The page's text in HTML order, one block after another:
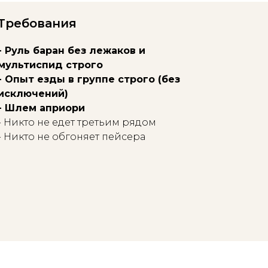
Руль баран без лежаков и
строго
Опыт езды в группе строго (без
Шлем априори
Никто не едет третьим рядом
Никто не обгоняет пейсера